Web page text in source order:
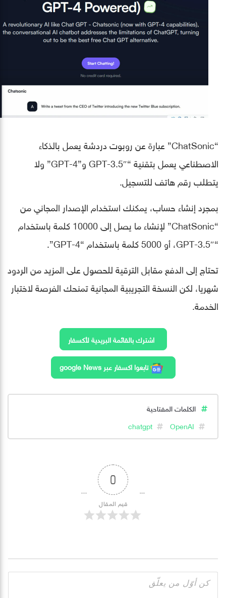
“ChatSonic” عبارة عن روبوت دردشة يعمل بالذكاء
الاصطناعي يعمل بتقنية “GPT-3.5″ و”GPT-4” ولا
يتطلب رقم هاتف للتسجيل.
بمجرد إنشاء حساب، يمكنك استخدام الإصدار المجاني من
“ChatSonic” لإنشاء ما يصل إلى 10000 كلمة باستخدام
“GPT-3.5″، أو 5000 كلمة باستخدام “GPT-4”.
تحتاج إلى الدفع مقابل الترقية للحصول على المزيد من الردود
شهريا، لكن النسخة التجريبية المجانية تمنحك الفرصة لاختبار
الخدمة.
اشترك بالقائمة البريدية لأكسفار
تابعوا اكسفار عبر google News
الكلمات المفتاحية
chatgpt
OpenAI
0
قيم المقال